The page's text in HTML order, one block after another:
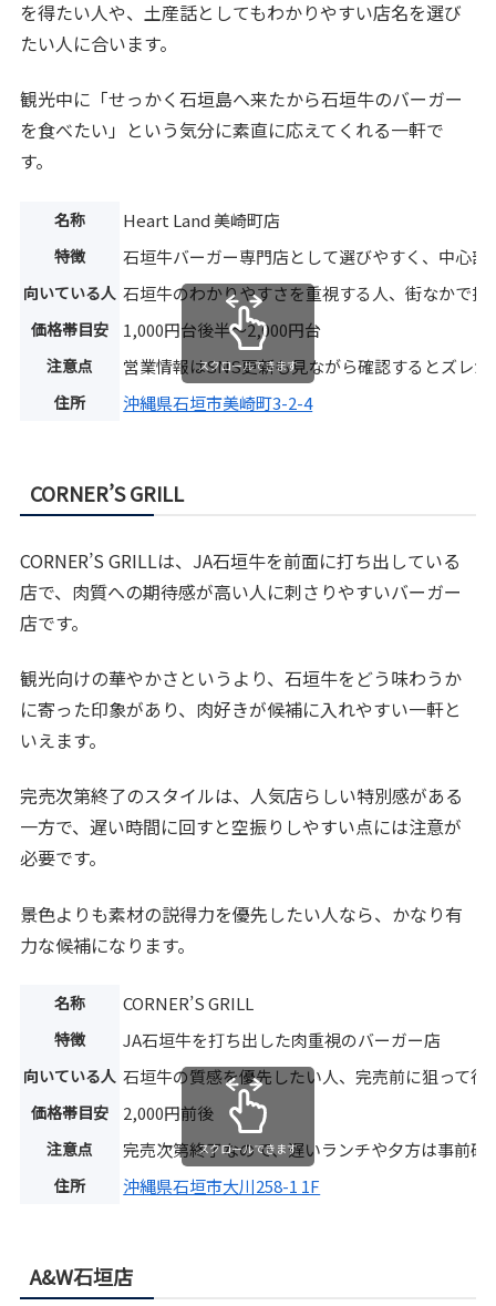
を得たい人や、土産話としてもわかりやすい店名を選び
たい人に合います。
観光中に「せっかく石垣島へ来たから石垣牛のバーガー
を食べたい」という気分に素直に応えてくれる一軒で
す。
名称 Heart Land 美崎町店
特徴 石垣牛バーガー専門店として選びやすく、中心部
向いている人 石垣牛のわかりやすさを重視する人、街なかで探
価格帯目安 1,000円台後半〜2,000円台
注意点 営業情報はSNS更新も見ながら確認するとズレが
住所 沖縄県石垣市美崎町3-2-4
スクロールできます
CORNER’S GRILL
CORNER’S GRILLは、JA石垣牛を前面に打ち出している
店で、肉質への期待感が高い人に刺さりやすいバーガー
店です。
観光向けの華やかさというより、石垣牛をどう味わうか
に寄った印象があり、肉好きが候補に入れやすい一軒と
いえます。
完売次第終了のスタイルは、人気店らしい特別感がある
一方で、遅い時間に回すと空振りしやすい点には注意が
必要です。
景色よりも素材の説得力を優先したい人なら、かなり有
力な候補になります。
名称 CORNER’S GRILL
特徴 JA石垣牛を打ち出した肉重視のバーガー店
向いている人 石垣牛の質感を優先したい人、完売前に狙って行
価格帯目安 2,000円前後
注意点 完売次第終了なので、遅いランチや夕方は事前確
住所 沖縄県石垣市大川258-1 1F
スクロールできます
A&W石垣店